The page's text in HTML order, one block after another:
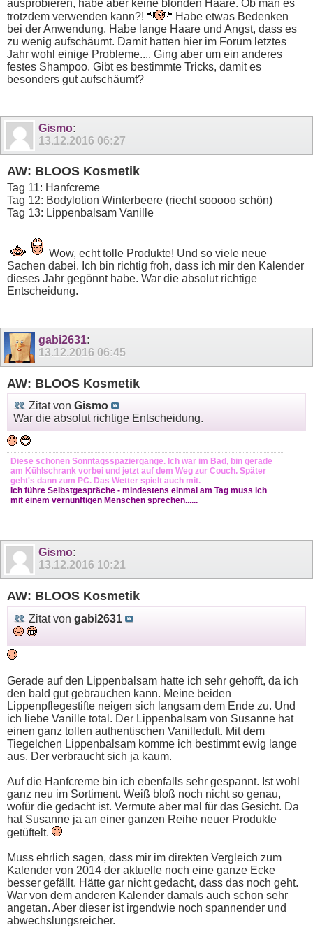
ausprobieren, habe aber keine blonden Haare. Ob man es
trotzdem verwenden kann?!
Habe etwas Bedenken
bei der Anwendung. Habe lange Haare und Angst, dass es
zu wenig aufschäumt. Damit hatten hier im Forum letztes
Jahr wohl einige Probleme.... Ging aber um ein anderes
festes Shampoo. Gibt es bestimmte Tricks, damit es
besonders gut aufschäumt?
Gismo:
13.12.2016 06:27
AW: BLOOS Kosmetik
Tag 11: Hanfcreme
Tag 12: Bodylotion Winterbeere (riecht sooooo schön)
Tag 13: Lippenbalsam Vanille
Wow, echt tolle Produkte! Und so viele neue
Sachen dabei. Ich bin richtig froh, dass ich mir den Kalender
dieses Jahr gegönnt habe. War die absolut richtige
Entscheidung.
gabi2631:
13.12.2016 06:45
AW: BLOOS Kosmetik
Zitat von Gismo
War die absolut richtige Entscheidung.
Diese schönen Sonntagsspaziergänge. Ich war im Bad, bin gerade
am Kühlschrank vorbei und jetzt auf dem Weg zur Couch. Später
geht's dann zum PC. Das Wetter spielt auch mit.
Ich führe Selbstgespräche - mindestens einmal am Tag muss ich
mit einem vernünftigen Menschen sprechen......
Gismo:
13.12.2016 10:21
AW: BLOOS Kosmetik
Zitat von gabi2631
Gerade auf den Lippenbalsam hatte ich sehr gehofft, da ich
den bald gut gebrauchen kann. Meine beiden
Lippenpflegestifte neigen sich langsam dem Ende zu. Und
ich liebe Vanille total. Der Lippenbalsam von Susanne hat
einen ganz tollen authentischen Vanilleduft. Mit dem
Tiegelchen Lippenbalsam komme ich bestimmt ewig lange
aus. Der verbraucht sich ja kaum.
Auf die Hanfcreme bin ich ebenfalls sehr gespannt. Ist wohl
ganz neu im Sortiment. Weiß bloß noch nicht so genau,
wofür die gedacht ist. Vermute aber mal für das Gesicht. Da
hat Susanne ja an einer ganzen Reihe neuer Produkte
getüftelt.
Muss ehrlich sagen, dass mir im direkten Vergleich zum
Kalender von 2014 der aktuelle noch eine ganze Ecke
besser gefällt. Hätte gar nicht gedacht, dass das noch geht.
War von dem anderen Kalender damals auch schon sehr
angetan. Aber dieser ist irgendwie noch spannender und
abwechslungsreicher.